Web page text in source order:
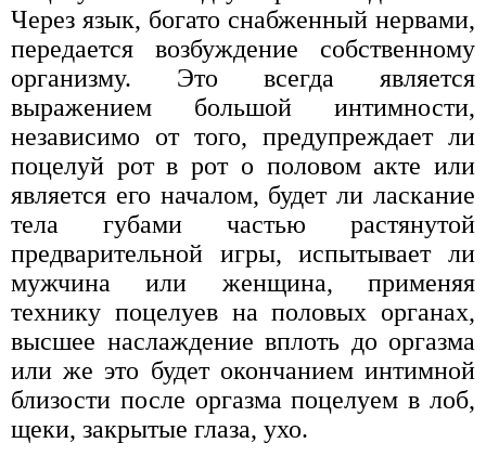
Через язык, богато снабженный нервами,
передается возбуждение собственному
организму. Это всегда является
выражением большой интимности,
независимо от того, предупреждает ли
поцелуй рот в рот о половом акте или
является его началом, будет ли ласкание
тела губами частью растянутой
предварительной игры, испытывает ли
мужчина или женщина, применяя
технику поцелуев на половых органах,
высшее наслаждение вплоть до оргазма
или же это будет окончанием интимной
близости после оргазма поцелуем в лоб,
щеки, закрытые глаза, ухо.